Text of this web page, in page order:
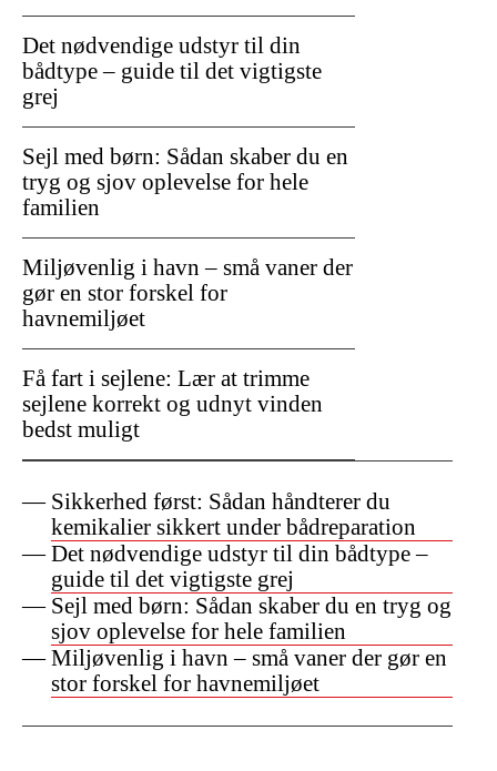
Sikkerhed først: Sådan håndterer du
kemikalier sikkert under bådreparation
Det nødvendige udstyr til din bådtype –
guide til det vigtigste grej
Sejl med børn: Sådan skaber du en tryg og
sjov oplevelse for hele familien
Miljøvenlig i havn – små vaner der gør en
stor forskel for havnemiljøet
Det nødvendige udstyr til din
bådtype – guide til det vigtigste
grej
Sejl med børn: Sådan skaber du en
tryg og sjov oplevelse for hele
familien
Miljøvenlig i havn – små vaner der
gør en stor forskel for
havnemiljøet
Få fart i sejlene: Lær at trimme
sejlene korrekt og udnyt vinden
bedst muligt